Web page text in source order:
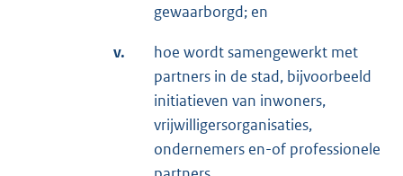
gewaarborgd; en
v.
hoe wordt samengewerkt met
partners in de stad, bijvoorbeeld
initiatieven van inwoners,
vrijwilligersorganisaties,
ondernemers en-of professionele